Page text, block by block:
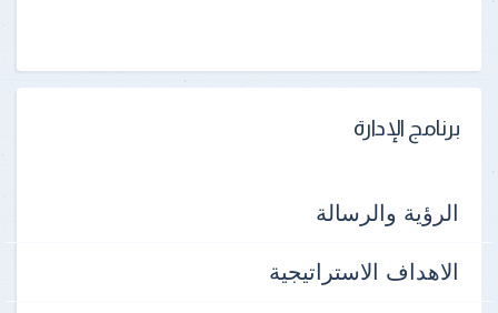
برنامج الإدارة
الرؤية والرسالة
الاهداف الاستراتيجية